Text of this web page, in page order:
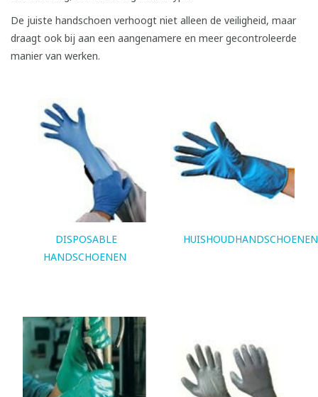
De juiste handschoen verhoogt niet alleen de veiligheid, maar
draagt ook bij aan een aangenamere en meer gecontroleerde
manier van werken.
DISPOSABLE
HANDSCHOENEN
HUISHOUDHANDSCHOENEN